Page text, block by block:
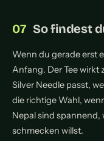
So findest
Wenn du gerade erst
Anfang. Der Tee wirkt
Silver Needle passt,
die richtige Wahl,
Nepal sind spannend,
schmecken willst.